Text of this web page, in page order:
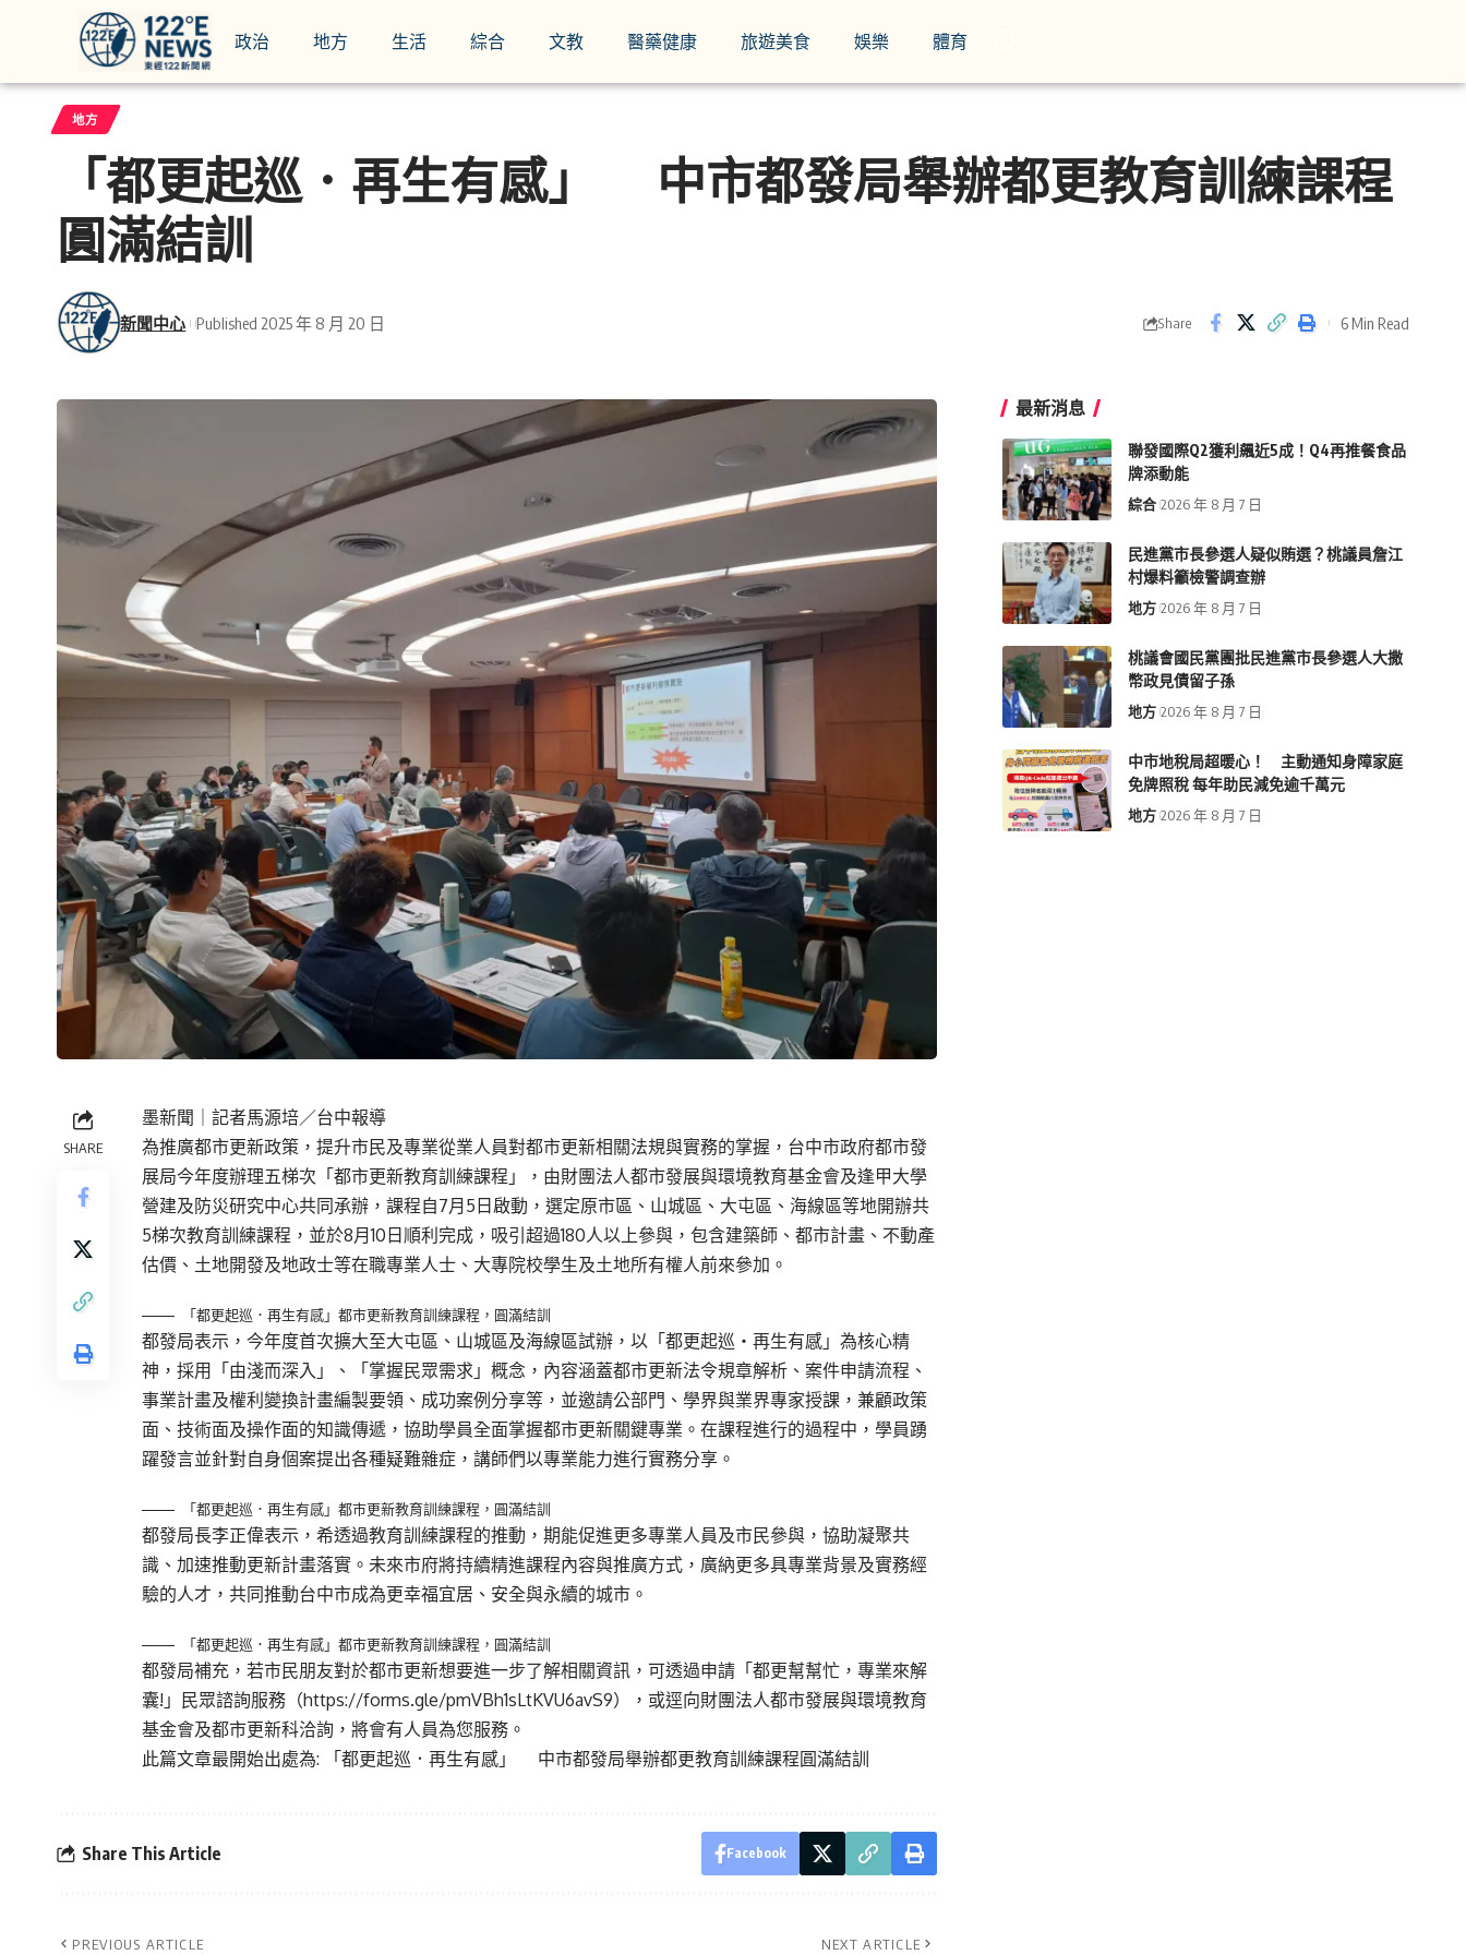
政治 地方 生活 綜合 文教 醫藥健康 旅遊美食 娛樂 體育
地方
「都更起巡．再生有感」 中市都發局舉辦都更教育訓練課程
圓滿結訓
新聞中心 Published 2025 年 8 月 20 日 Share 6 Min Read
SHARE
墨新聞 ｜記者馬源培／台中報導
為推廣都市更新政策，提升市民及專業從業人員對都市更新相關法規與實務的掌握，台中市政府都市發
展局今年度辦理五梯次「都市更新教育訓練課程」，由財團法人都市發展與環境教育基金會及逢甲大學
營建及防災研究中心共同承辦，課程自7月5日啟動，選定原市區、山城區、大屯區、海線區等地開辦共
5梯次教育訓練課程，並於8月10日順利完成，吸引超過180人以上參與，包含建築師、都市計畫、不動產
估價、土地開發及地政士等在職專業人士、大專院校學生及土地所有權人前來參加。
「都更起巡．再生有感」都市更新教育訓練課程，圓滿結訓
都發局表示，今年度首次擴大至大屯區、山城區及海線區試辦，以「都更起巡・再生有感」為核心精
神，採用「由淺而深入」、「掌握民眾需求」概念，內容涵蓋都市更新法令規章解析、案件申請流程、
事業計畫及權利變換計畫編製要領、成功案例分享等，並邀請公部門、學界與業界專家授課，兼顧政策
面、技術面及操作面的知識傳遞，協助學員全面掌握都市更新關鍵專業。在課程進行的過程中，學員踴
躍發言並針對自身個案提出各種疑難雜症，講師們以專業能力進行實務分享。
「都更起巡．再生有感」都市更新教育訓練課程，圓滿結訓
都發局長李正偉表示，希透過教育訓練課程的推動，期能促進更多專業人員及市民參與，協助凝聚共
識、加速推動更新計畫落實。未來市府將持續精進課程內容與推廣方式，廣納更多具專業背景及實務經
驗的人才，共同推動台中市成為更幸福宜居、安全與永續的城市。
「都更起巡．再生有感」都市更新教育訓練課程，圓滿結訓
都發局補充，若市民朋友對於都市更新想要進一步了解相關資訊，可透過申請「都更幫幫忙，專業來解
囊!」民眾諮詢服務（https://forms.gle/pmVBh1sLtKVU6avS9），或逕向財團法人都市發展與環境教育
基金會及都市更新科洽詢，將會有人員為您服務。
此篇文章最開始出處為:
「都更起巡．再生有感」 中市都發局舉辦都更教育訓練課程圓滿結訓
Share This Article Facebook
PREVIOUS ARTICLE NEXT ARTICLE
最新消息
聯發國際Q2獲利飆近5成！Q4再推餐食品
牌添動能
綜合 2026 年 8 月 7 日
民進黨市長參選人疑似賄選？桃議員詹江
村爆料籲檢警調查辦
地方 2026 年 8 月 7 日
桃議會國民黨團批民進黨市長參選人大撒
幣政見債留子孫
地方 2026 年 8 月 7 日
中市地稅局超暖心！ 主動通知身障家庭
免牌照稅 每年助民減免逾千萬元
地方 2026 年 8 月 7 日